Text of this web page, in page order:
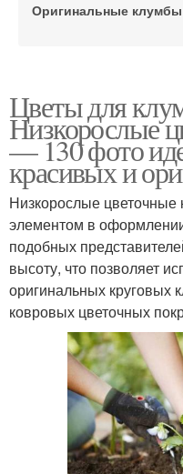
Оригинальные клумбы
Цветочная гамма
Лето для клумб
Цветы для
Низкорослые
— 130 фото
красивых и
Низкорослые
элементом в
подобных
высоту, что позволяет
оригинальных круговых
ковровых цветочных